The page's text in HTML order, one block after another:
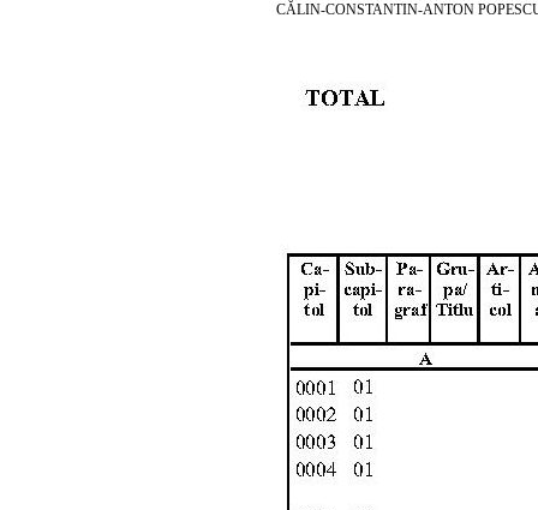
CĂLIN-CONSTANTIN-ANTON